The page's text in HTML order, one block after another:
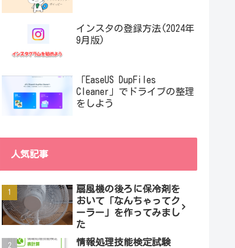
インスタの登録方法(2024年
9月版)
「EaseUS DupFiles
Cleaner」でドライブの整理
をしよう
人気記事
扇風機の後ろに保冷剤を
おいて「なんちゃってク
ーラー」を作ってみまし
た
情報処理技能検定試験